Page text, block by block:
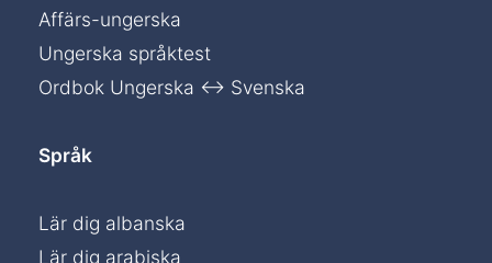
Affärs-ungerska
Ungerska språktest
Ordbok Ungerska ↔ Svenska
Språk
Lär dig albanska
Lär dig arabiska